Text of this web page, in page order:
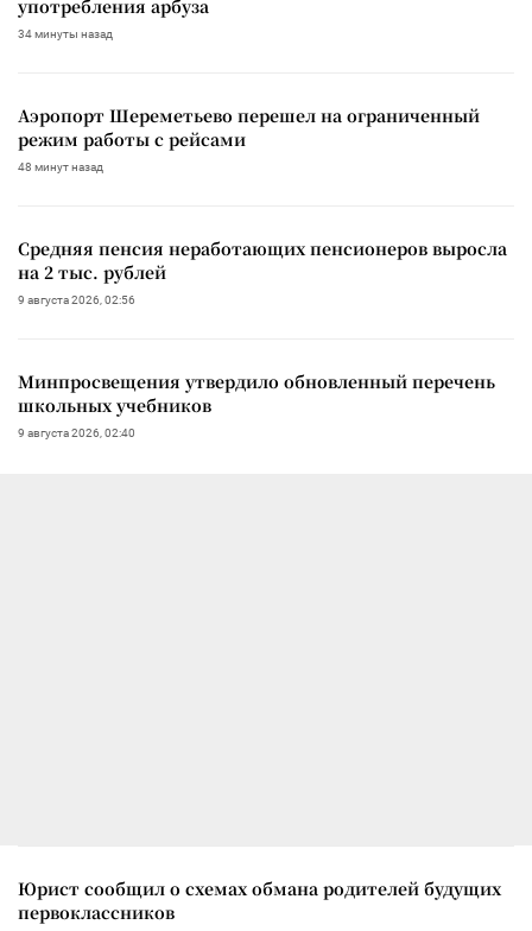
употребления арбуза
34 минуты назад
Аэропорт Шереметьево перешел на ограниченный
режим работы с рейсами
48 минут назад
Средняя пенсия неработающих пенсионеров выросла
на 2 тыс. рублей
9 августа 2026, 02:56
Минпросвещения утвердило обновленный перечень
школьных учебников
9 августа 2026, 02:40
Юрист сообщил о схемах обмана родителей будущих
первоклассников